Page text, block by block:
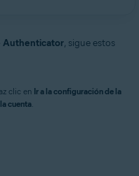
Authenticator, sigue estos
clic en Ir a la configuración de la
cuenta